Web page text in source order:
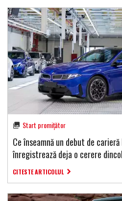
Start promițător
Ce înseamnă un debut de
înregistrează deja o cerere
CITESTE ARTICOLUL